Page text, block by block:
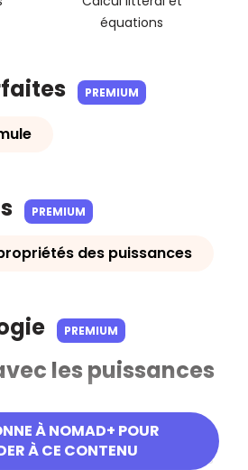
équations
PREMIUM
PREMIUM
des puissances
PREMIUM
À NOMAD+ POUR
À CE CONTENU
les puissances
calculer les puissances
et simples), et utiliser les